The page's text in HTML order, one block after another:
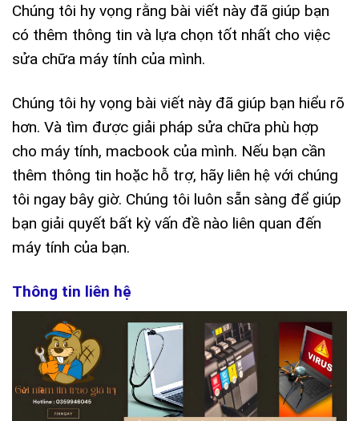
Chúng tôi hy vọng rằng bài viết này đã giúp bạn
có thêm thông tin và lựa chọn tốt nhất cho việc
sửa chữa máy tính của mình.
Chúng tôi hy vọng bài viết này đã giúp bạn hiểu rõ
hơn. Và tìm được giải pháp sửa chữa phù hợp
cho máy tính, macbook của mình. Nếu bạn cần
thêm thông tin hoặc hỗ trợ, hãy liên hệ với chúng
tôi ngay bây giờ. Chúng tôi luôn sẵn sàng để giúp
bạn giải quyết bất kỳ vấn đề nào liên quan đến
máy tính của bạn.
Thông tin liên hệ